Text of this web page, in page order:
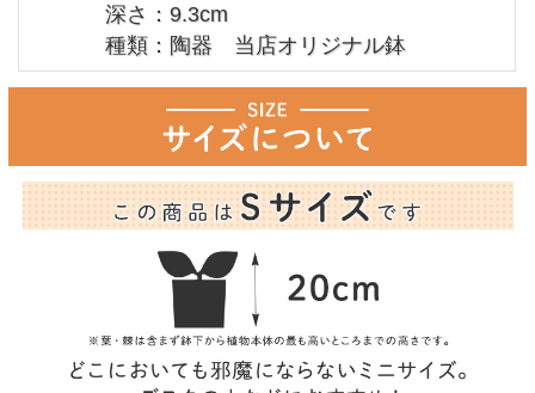
深さ：9.3cm
種類：陶器 当店オリジナル鉢